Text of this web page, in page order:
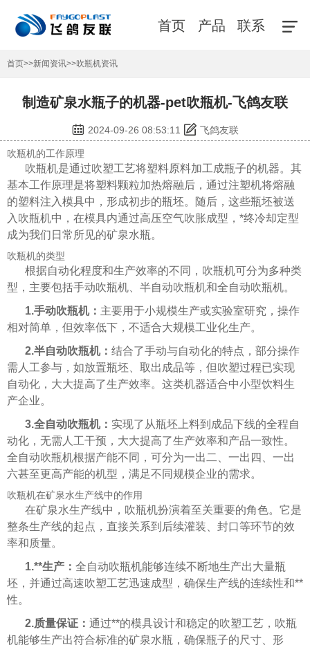
首页 产品 联系
首页>>新闻资讯>>吹瓶机资讯
制造矿泉水瓶子的机器-pet吹瓶机-飞鸽友联
2024-09-26 08:53:11 飞鸽友联
吹瓶机的工作原理
吹瓶机是通过吹塑工艺将塑料原料加工成瓶子的机器。其
基本工作原理是将塑料颗粒加热熔融后，通过注塑机将熔融
的塑料注入模具中，形成初步的瓶坯。随后，这些瓶坯被送
入吹瓶机中，在模具内通过高压空气吹胀成型，*终冷却定型
成为我们日常所见的矿泉水瓶。
吹瓶机的类型
根据自动化程度和生产效率的不同，吹瓶机可分为多种类
型，主要包括手动吹瓶机、半自动吹瓶机和全自动吹瓶机。
1.手动吹瓶机： 主要用于小规模生产或实验室研究，操作
相对简单，但效率低下，不适合大规模工业化生产。
2.半自动吹瓶机： 结合了手动与自动化的特点，部分操作
需人工参与，如放置瓶坯、取出成品等，但吹塑过程已实现
自动化，大大提高了生产效率。这类机器适合中小型饮料生
产企业。
3.全自动吹瓶机： 实现了从瓶坯上料到成品下线的全程自
动化，无需人工干预，大大提高了生产效率和产品一致性。
全自动吹瓶机根据产能不同，可分为一出二、一出四、一出
六甚至更高产能的机型，满足不同规模企业的需求。
吹瓶机在矿泉水生产线中的作用
在矿泉水生产线中，吹瓶机扮演着至关重要的角色。它是
整条生产线的起点，直接关系到后续灌装、封口等环节的效
率和质量。
1.**生产： 全自动吹瓶机能够连续不断地生产出大量瓶
坯，并通过高速吹塑工艺迅速成型，确保生产线的连续性和**
性。
2.质量保证： 通过**的模具设计和稳定的吹塑工艺，吹瓶
机能够生产出符合标准的矿泉水瓶，确保瓶子的尺寸、形